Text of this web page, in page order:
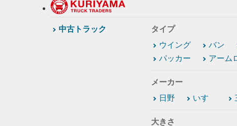
中古トラック
タイプ
ウイング
バン
パッカー
アーム
メーカー
日野
いすゞ
大きさ